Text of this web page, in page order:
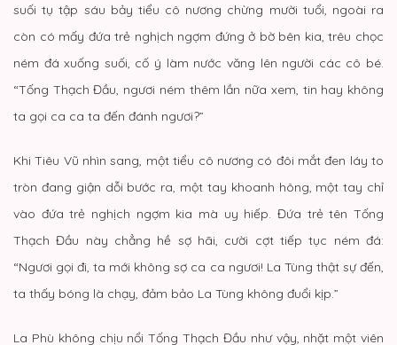
suối tụ tập sáu bảy tiểu cô nương chừng mười tuổi, ngoài ra
còn có mấy đứa trẻ nghịch ngợm đứng ở bờ bên kia, trêu chọc
ném đá xuống suối, cố ý làm nước văng lên người các cô bé.
“Tống Thạch Đầu, ngươi ném thêm lần nữa xem, tin hay không
ta gọi ca ca ta đến đánh ngươi?”
Khi Tiêu Vũ nhìn sang, một tiểu cô nương có đôi mắt đen láy to
tròn đang giận dỗi bước ra, một tay khoanh hông, một tay chỉ
vào đứa trẻ nghịch ngợm kia mà uy hiếp. Đứa trẻ tên Tống
Thạch Đầu này chẳng hề sợ hãi, cười cợt tiếp tục ném đá:
“Ngươi gọi đi, ta mới không sợ ca ca ngươi! La Tùng thật sự đến,
ta thấy bóng là chạy, đảm bảo La Tùng không đuổi kịp.”
La Phù không chịu nổi Tống Thạch Đầu như vậy, nhặt một viên